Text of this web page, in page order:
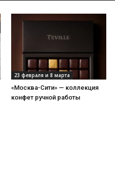
23 февраля и 8 марта
«Москва-Сити» — коллекция
конфет ручной работы